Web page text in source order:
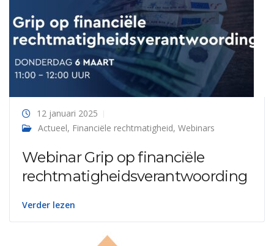
12 januari 2025
Actueel, Financiële rechtmatigheid, Webinars
Webinar Grip op financiële
rechtmatigheidsverantwoording
Verder lezen